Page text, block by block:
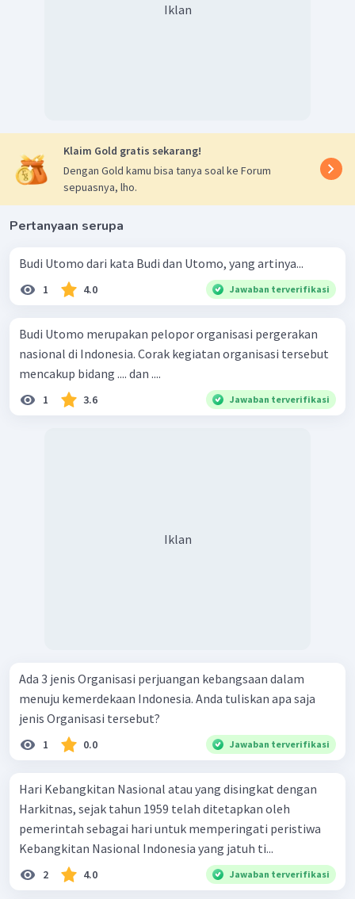
Iklan
Klaim Gold gratis sekarang!
Dengan Gold kamu bisa tanya soal ke Forum
sepuasnya, lho.
Pertanyaan serupa
Budi Utomo dari kata Budi dan Utomo, yang artinya...
1 4.0 Jawaban terverifikasi
Budi Utomo merupakan pelopor organisasi pergerakan
nasional di Indonesia. Corak kegiatan organisasi tersebut
mencakup bidang .... dan ....
1 3.6 Jawaban terverifikasi
Iklan
Ada 3 jenis Organisasi perjuangan kebangsaan dalam
menuju kemerdekaan Indonesia. Anda tuliskan apa saja
jenis Organisasi tersebut?
1 0.0 Jawaban terverifikasi
Hari Kebangkitan Nasional atau yang disingkat dengan
Harkitnas, sejak tahun 1959 telah ditetapkan oleh
pemerintah sebagai hari untuk memperingati peristiwa
Kebangkitan Nasional Indonesia yang jatuh ti...
2 4.0 Jawaban terverifikasi